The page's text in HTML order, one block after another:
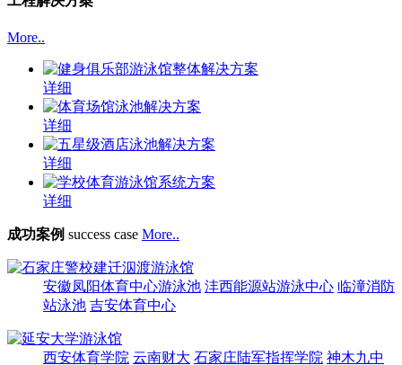
More..
详细
详细
详细
详细
成功案例 success case More..
安徽凤阳体育中心游泳池 沣西能源站游泳中心 临潼消防
站泳池 吉安体育中心
西安体育学院 云南财大 石家庄陆军指挥学院 神木九中